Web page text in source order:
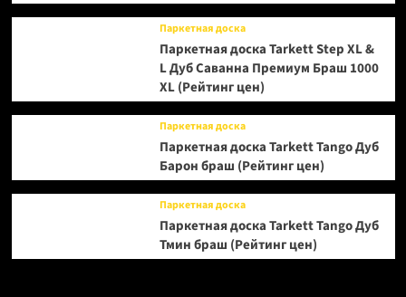
Паркетная доска
Паркетная доска Tarkett Step XL &
L Дуб Саванна Премиум Браш 1000
XL (Рейтинг цен)
Паркетная доска
Паркетная доска Tarkett Tango Дуб
Барон браш (Рейтинг цен)
Паркетная доска
Паркетная доска Tarkett Tango Дуб
Тмин браш (Рейтинг цен)